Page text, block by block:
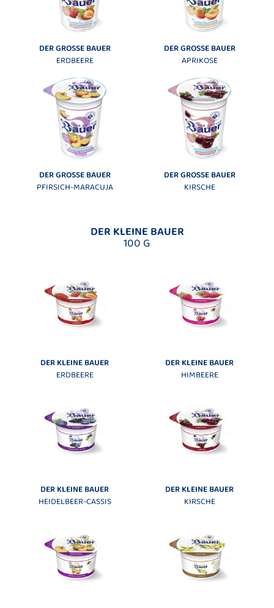
DER GROSSE BAUER
ERDBEERE
DER GROSSE BAUER
APRIKOSE
DER GROSSE BAUER
PFIRSICH-MARACUJA
DER GROSSE BAUER
KIRSCHE
DER KLEINE BAUER
100 G
DER KLEINE BAUER
ERDBEERE
DER KLEINE BAUER
HIMBEERE
DER KLEINE BAUER
HEIDELBEER-CASSIS
DER KLEINE BAUER
KIRSCHE